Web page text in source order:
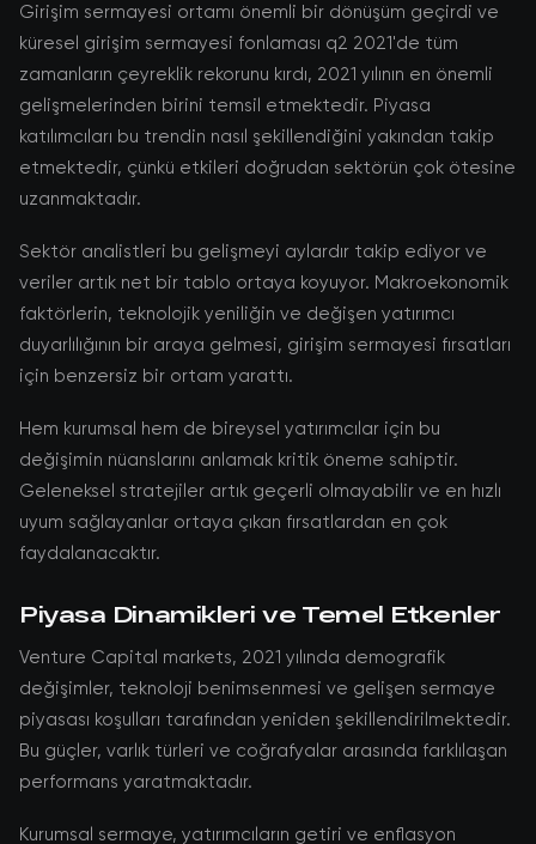
Girişim sermayesi ortamı önemli bir dönüşüm geçirdi ve
küresel girişim sermayesi fonlaması q2 2021'de tüm
zamanların çeyreklik rekorunu kırdı, 2021 yılının en önemli
gelişmelerinden birini temsil etmektedir. Piyasa
katılımcıları bu trendin nasıl şekillendiğini yakından takip
etmektedir, çünkü etkileri doğrudan sektörün çok ötesine
uzanmaktadır.
Sektör analistleri bu gelişmeyi aylardır takip ediyor ve
veriler artık net bir tablo ortaya koyuyor. Makroekonomik
faktörlerin, teknolojik yeniliğin ve değişen yatırımcı
duyarlılığının bir araya gelmesi, girişim sermayesi fırsatları
için benzersiz bir ortam yarattı.
Hem kurumsal hem de bireysel yatırımcılar için bu
değişimin nüanslarını anlamak kritik öneme sahiptir.
Geleneksel stratejiler artık geçerli olmayabilir ve en hızlı
uyum sağlayanlar ortaya çıkan fırsatlardan en çok
faydalanacaktır.
Piyasa Dinamikleri ve Temel Etkenler
Venture Capital markets, 2021 yılında demografik
değişimler, teknoloji benimsenmesi ve gelişen sermaye
piyasası koşulları tarafından yeniden şekillendirilmektedir.
Bu güçler, varlık türleri ve coğrafyalar arasında farklılaşan
performans yaratmaktadır.
Kurumsal sermaye, yatırımcıların getiri ve enflasyon